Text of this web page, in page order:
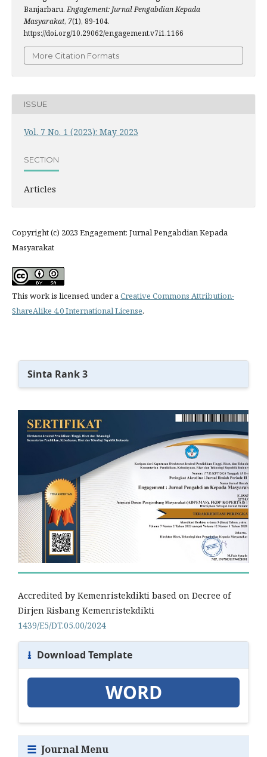
Banjarbaru. Engagement: Jurnal Pengabdian Kepada
Masyarakat, 7(1), 89-104.
https://doi.org/10.29062/engagement.v7i1.1166
More Citation Formats
ISSUE
Vol. 7 No. 1 (2023): May 2023
SECTION
Articles
Copyright (c) 2023 Engagement: Jurnal Pengabdian Kepada
Masyarakat
This work is licensed under aCreative Commons Attribution-
ShareAlike 4.0 International License.
Sinta Rank 3
Accredited by Kemenristekdikti based on Decree of
Dirjen Risbang Kemenristekdikti
1439/E5/DT.05.00/2024
⭳ Download Template
WORD
☰ Journal Menu